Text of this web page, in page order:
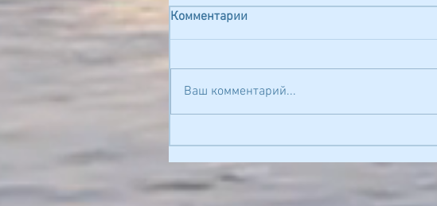
Комментарии
Ваш комментарий...